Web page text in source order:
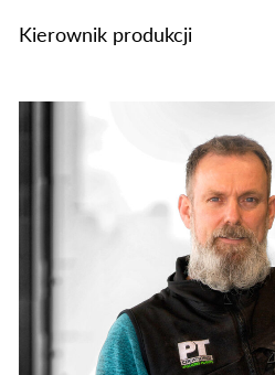
Kierownik produkcji